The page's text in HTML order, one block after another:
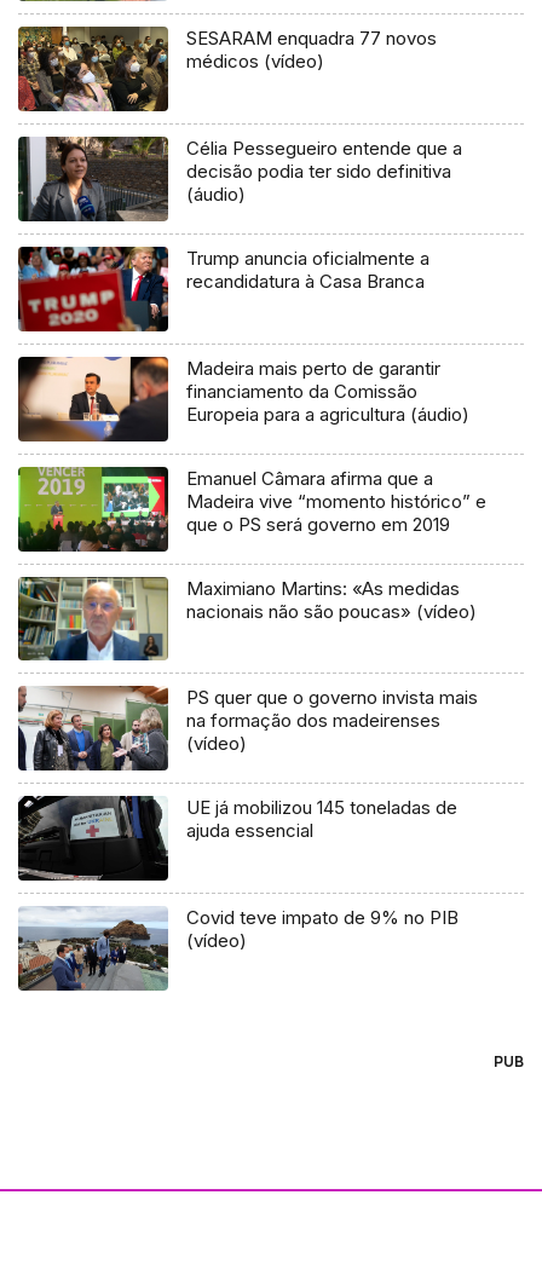
SESARAM enquadra 77 novos
médicos (vídeo)
Célia Pessegueiro entende que a
decisão podia ter sido definitiva
(áudio)
Trump anuncia oficialmente a
recandidatura à Casa Branca
Madeira mais perto de garantir
financiamento da Comissão
Europeia para a agricultura (áudio)
Emanuel Câmara afirma que a
Madeira vive “momento histórico” e
que o PS será governo em 2019
Maximiano Martins: «As medidas
nacionais não são poucas» (vídeo)
PS quer que o governo invista mais
na formação dos madeirenses
(vídeo)
UE já mobilizou 145 toneladas de
ajuda essencial
Covid teve impato de 9% no PIB
(vídeo)
PUB